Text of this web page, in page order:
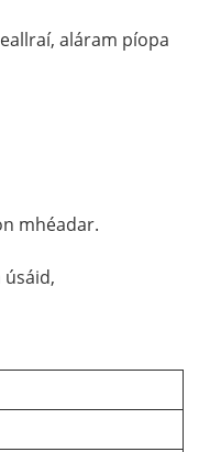
aláram píopa
mhéadar.